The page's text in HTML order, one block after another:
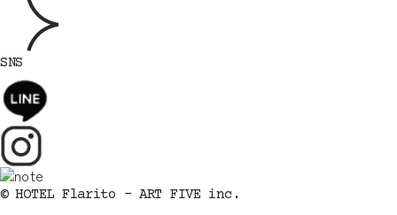
SNS
© HOTEL Flarito - ART FIVE inc.